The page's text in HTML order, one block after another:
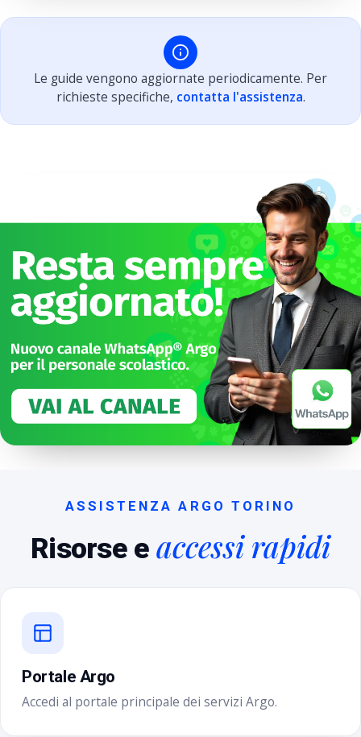
Le guide vengono aggiornate periodicamente. Per
richieste specifiche, contatta l'assistenza.
ASSISTENZA ARGO TORINO
Risorse e accessi rapidi
Portale Argo
Accedi al portale principale dei servizi Argo.